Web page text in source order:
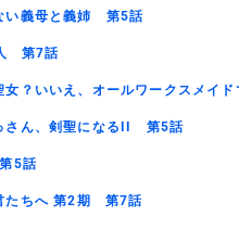
い義母と義姉 第5話
第7話
女？いいえ、オールワークスメイ
さん、剣聖になるII 第5話
5話
たちへ 第2期 第7話